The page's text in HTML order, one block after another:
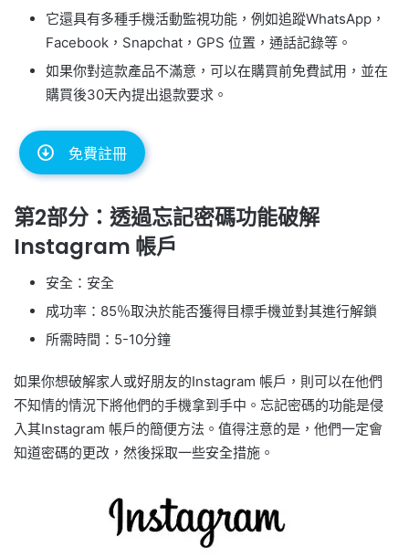
它還具有多種手機活動監視功能，例如追蹤WhatsApp，
Facebook，Snapchat，GPS 位置，通話記錄等。
如果你對這款產品不滿意，可以在購買前免費試用，並在
購買後30天內提出退款要求。
免費註冊
第2部分：透過忘記密碼功能破解
Instagram 帳戶
安全：安全
成功率：85％取決於能否獲得目標手機並對其進行解鎖
所需時間：5-10分鐘
如果你想破解家人或好朋友的Instagram 帳戶，則可以在他們
不知情的情況下將他們的手機拿到手中。忘記密碼的功能是侵
入其Instagram 帳戶的簡便方法。值得注意的是，他們一定會
知道密碼的更改，然後採取一些安全措施。